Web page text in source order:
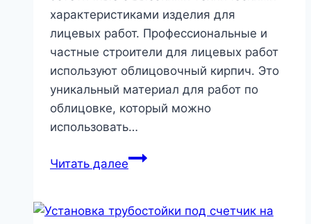
характеристиками изделия для
лицевых работ. Профессиональные и
частные строители для лицевых работ
используют облицовочный кирпич. Это
уникальный материал для работ по
облицовке, который можно
использовать…
Читать далееОблицовочный
особенности